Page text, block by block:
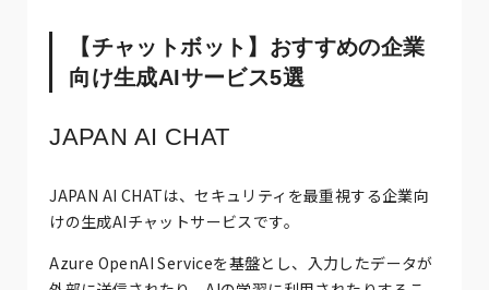
【チャットボット】おすすめの企業
向け生成AIサービス5選
JAPAN AI CHAT
JAPAN AI CHATは、セキュリティを最重視する企業向
けの生成AIチャットサービスです。
Azure OpenAI Serviceを基盤とし、入力したデータが